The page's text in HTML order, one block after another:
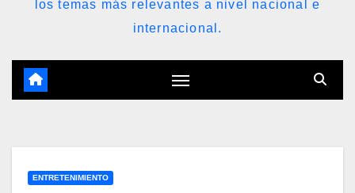
los temas más relevantes a nivel nacional e
internacional.
ENTRETENIMIENTO